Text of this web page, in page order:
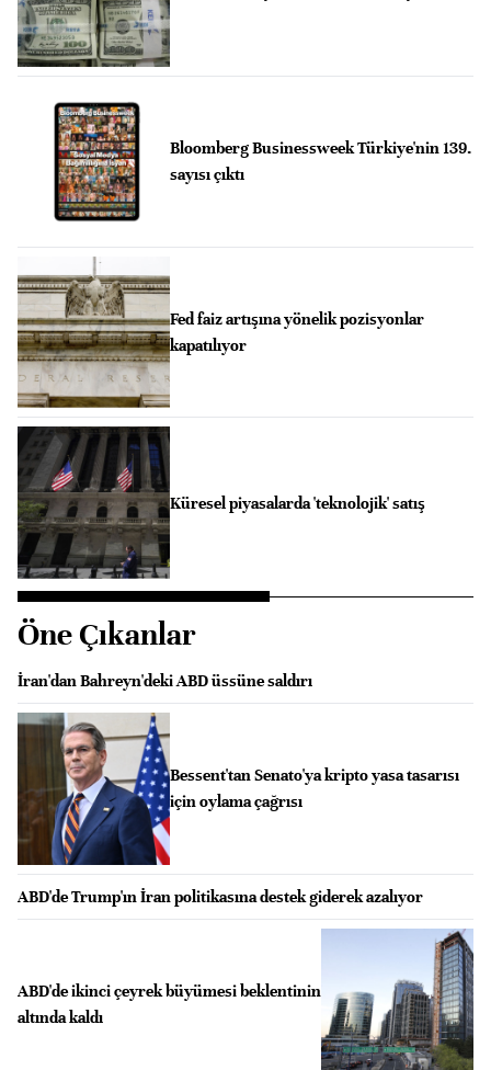
Bloomberg Businessweek Türkiye'nin 139.
sayısı çıktı
Fed faiz artışına yönelik pozisyonlar
kapatılıyor
Küresel piyasalarda 'teknolojik' satış
Öne Çıkanlar
İran'dan Bahreyn'deki ABD üssüne saldırı
Bessent'tan Senato'ya kripto yasa tasarısı
için oylama çağrısı
ABD'de Trump'ın İran politikasına destek giderek azalıyor
ABD'de ikinci çeyrek büyümesi beklentinin
altında kaldı